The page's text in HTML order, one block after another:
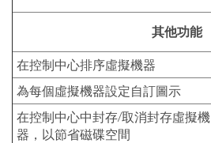
其他功能
在控制中心排序虛擬機器
為每個虛擬機器設定自訂圖示
在控制中心中封存/取消封存虛擬機
器，以節省磁碟空間